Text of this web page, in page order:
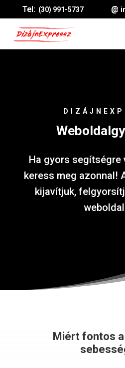
(30) 991-5737
Ha gyors segítségre
keress meg azonnal!
kijavítjuk,
Miért fontos a